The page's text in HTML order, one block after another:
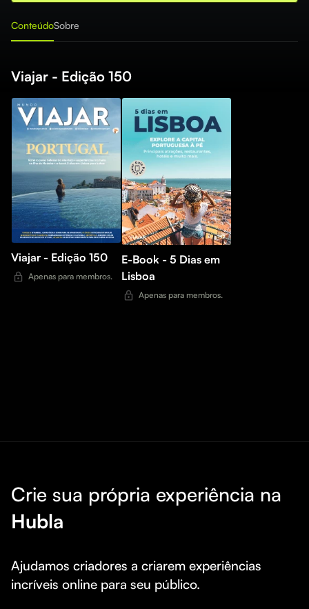
ConteúdoSobre
Viajar - Edição 150
Viajar - Edição 150
Apenas para membros.
E-Book - 5 Dias em
Lisboa
Apenas para membros.
Crie sua própria experiência na
Hubla
Ajudamos criadores a criarem experiências
incríveis online para seu público.